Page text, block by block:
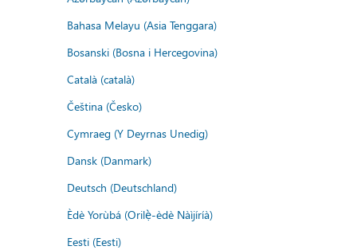
Bahasa Melayu (Asia Tenggara)
Bosanski (Bosna i Hercegovina)
Català (català)
Čeština (Česko)
Cymraeg (Y Deyrnas Unedig)
Dansk (Danmark)
Deutsch (Deutschland)
Èdè Yorùbá (Orilẹ̀-èdè Nàìjíríà)
Eesti (Eesti)